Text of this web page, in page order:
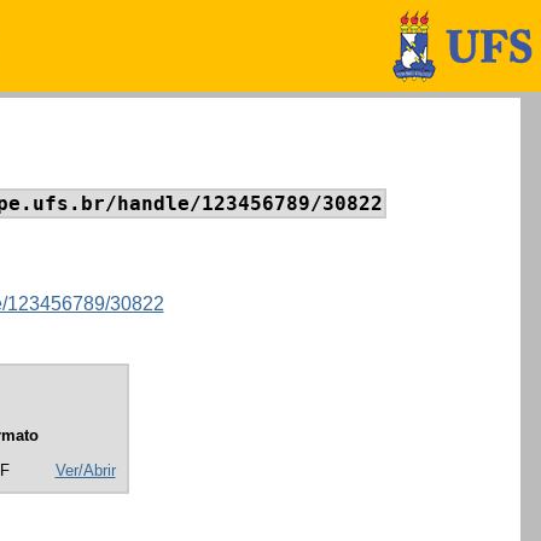
handle/123456789/30822
123456789/30822
Ver/Abrir